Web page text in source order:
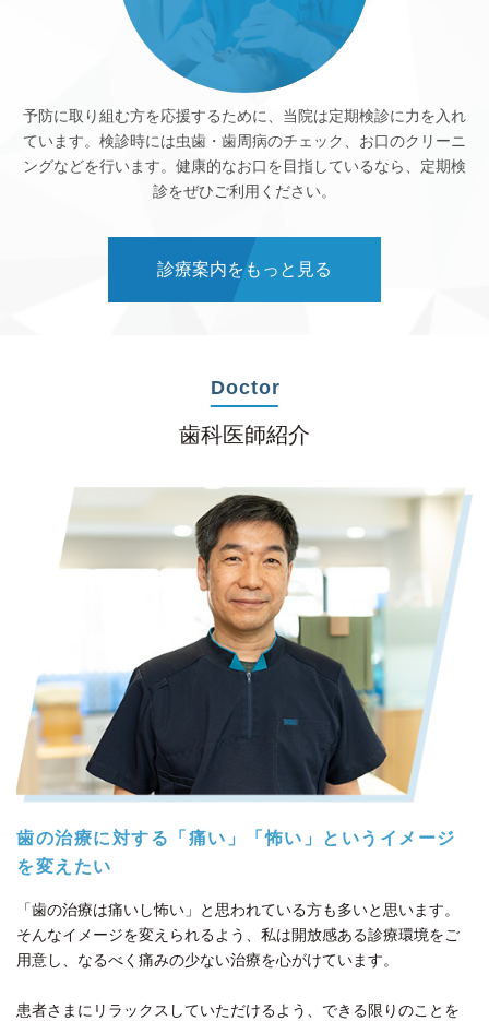
予防に取り組む方を応援するために、当院は定期検診に力を入れ
ています。検診時には虫歯・歯周病のチェック、お口のクリーニ
ングなどを行います。健康的なお口を目指しているなら、定期検
診をぜひご利用ください。
診療案内をもっと見る
Doctor
歯科医師紹介
歯の治療に対する「痛い」「怖い」というイメージ
を変えたい
「歯の治療は痛いし怖い」と思われている方も多いと思います。
そんなイメージを変えられるよう、私は開放感ある診療環境をご
用意し、なるべく痛みの少ない治療を心がけています。
患者さまにリラックスしていただけるよう、できる限りのことを